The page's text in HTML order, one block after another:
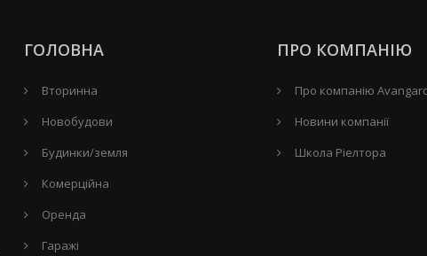
ГОЛОВНА
Вторинна
Новобудови
Будинки/земля
Комерційна
Оренда
Гаражі
ПРО КОМПАНІЮ
Про компанію
Новини компанії
Школа Ріелтора